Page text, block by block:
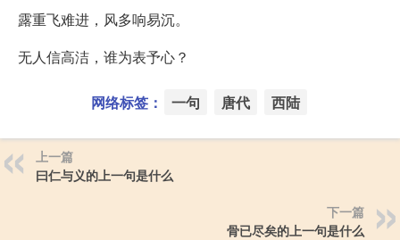
露重飞难进，风多响易沉。
无人信高洁，谁为表予心？
网络标签： 一句 唐代 西陆
上一篇
曰仁与义的上一句是什么
下一篇
骨已尽矣的上一句是什么